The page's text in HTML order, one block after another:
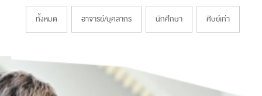
ทั้งหมด อาจารย์/บุคลากร นักศึกษา ศิษย์เก่า